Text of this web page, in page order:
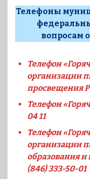
Телефоны
вопросам
Телефон
организации
просвещения
Телефон
04 11
Телефон
организации
образования
(846) 333-50-01